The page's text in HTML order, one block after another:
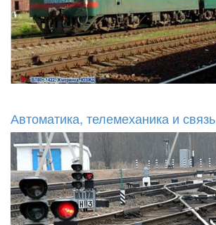
Автоматика, телемеханика и связь